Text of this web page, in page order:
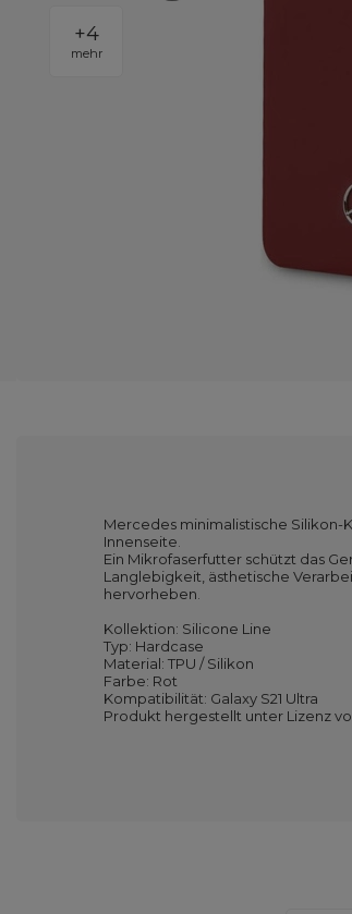
+4
mehr
Mercedes minimalistische
Innenseite.
Ein Mikrofaserfutter schützt das
Langlebigkeit, ästhetische
hervorheben.
Kollektion: Silicone Line
Typ: Hardcase
Material: TPU / Silikon
Farbe: Rot
Kompatibilität: Galaxy S21 Ultra
Produkt hergestellt unter Lizenz